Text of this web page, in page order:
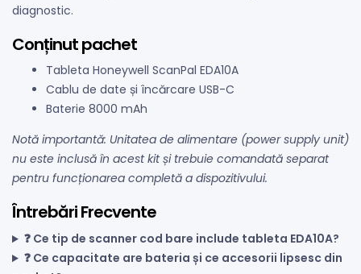
diagnostic.
Conținut pachet
Tableta Honeywell ScanPal EDA10A
Cablu de date și încărcare USB-C
Baterie 8000 mAh
Notă importantă: Unitatea de alimentare (power supply unit)
nu este inclusă în acest kit și trebuie comandată separat
pentru funcționarea completă a dispozitivului.
Întrebări Frecvente
❓ Ce tip de scanner cod bare include tableta EDA10A?
❓ Ce capacitate are bateria și ce accesorii lipsesc din